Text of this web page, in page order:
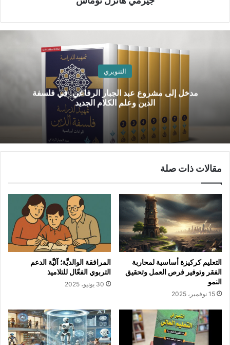
التنويري
مدخل إلى مشروع عبد الجبار الرفاعي: في فلسفة
الدين وعلم الكلام الجديد
مقالات ذات صلة
التعليم كركيزة أساسية لمحاربة
الفقر وتوفير فرص العمل وتحقيق
النمو
15 نوفمبر، 2025
المرافقة الوالديَّة؛ آليَّة الدعم
التربوي الفعّال للتلاميذ
30 يونيو، 2025